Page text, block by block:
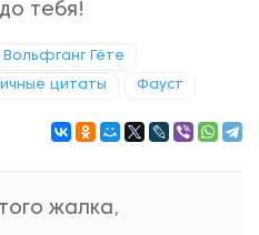
тебя!
Вольфганг Гёте
цитаты Фауст
жалка,